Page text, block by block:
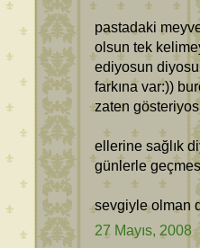
pastadaki
olsun tek
ediyosun
farkına var:))
zaten
ellerine sağlık
günlerle
sevgiyle olman
27 Mayıs, 2008